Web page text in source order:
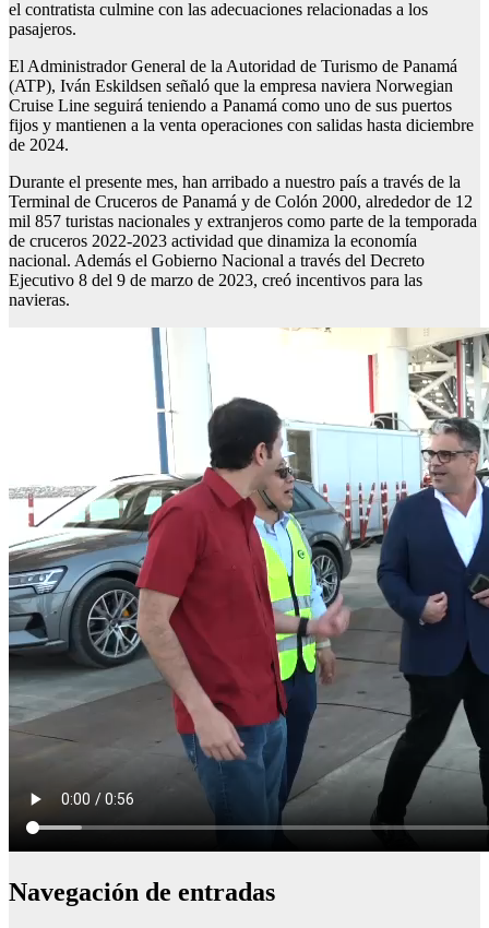
el contratista culmine con las adecuaciones relacionadas a los
pasajeros.
El Administrador General de la Autoridad de Turismo de Panamá
(ATP), Iván Eskildsen señaló que la empresa naviera Norwegian
Cruise Line seguirá teniendo a Panamá como uno de sus puertos
fijos y mantienen a la venta operaciones con salidas hasta diciembre
de 2024.
Durante el presente mes, han arribado a nuestro país a través de la
Terminal de Cruceros de Panamá y de Colón 2000, alrededor de 12
mil 857 turistas nacionales y extranjeros como parte de la temporada
de cruceros 2022-2023 actividad que dinamiza la economía
nacional. Además el Gobierno Nacional a través del Decreto
Ejecutivo 8 del 9 de marzo de 2023, creó incentivos para las
navieras.
Navegación de entradas